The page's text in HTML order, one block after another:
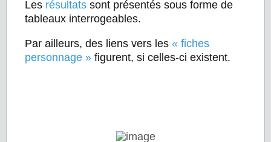
Les résultats sont présentés sous forme de
tableaux interrogeables.
Par ailleurs, des liens vers les « fiches
personnage » figurent, si celles-ci existent.